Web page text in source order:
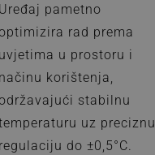
Uređaj pametno
rad prema
uvjetima u prostoru i
načinu korištenja,
stabilnu
uz preciznu
regulaciju do ±0,5°C.